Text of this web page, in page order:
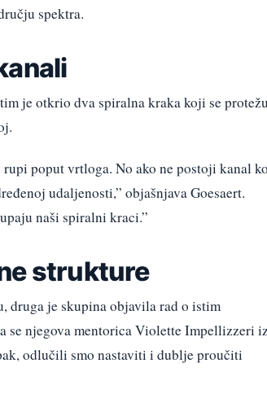
spektra.
je otkrio dva spiralna kraka koji se protežu
poput vrtloga. No ako ne postoji kanal
udaljenosti,” objašnjava Goesaert.
naši spiralni kraci.”
strukture
druga je skupina objavila rad o istim
se njegova mentorica Violette Impellizzeri
odlučili smo nastaviti i dublje proučiti